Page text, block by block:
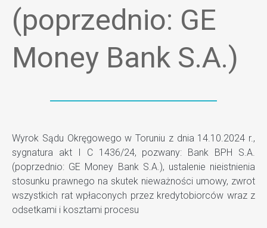
(poprzednio: GE
Money Bank S.A.)
Wyrok Sądu Okręgowego w Toruniu z dnia 14.10.2024 r.,
sygnatura akt I C 1436/24, pozwany: Bank BPH S.A.
(poprzednio: GE Money Bank S.A.), ustalenie nieistnienia
stosunku prawnego na skutek nieważności umowy, zwrot
wszystkich rat wpłaconych przez kredytobiorców wraz z
odsetkami i kosztami procesu